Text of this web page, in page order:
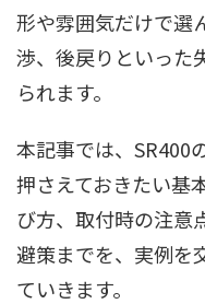
形や雰囲気だけで選
渉、後戻りといった
られます。
本記事では、SR400
押さえておきたい基
び方、取付時の注意
避策までを、実例を
ていきます。